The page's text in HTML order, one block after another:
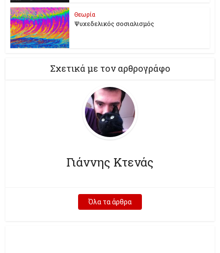
Θεωρία
Ψυχεδελικός σοσιαλισμός
Σχετικά με τον αρθρογράφο
Γιάννης Κτενάς
Όλα τα άρθρα